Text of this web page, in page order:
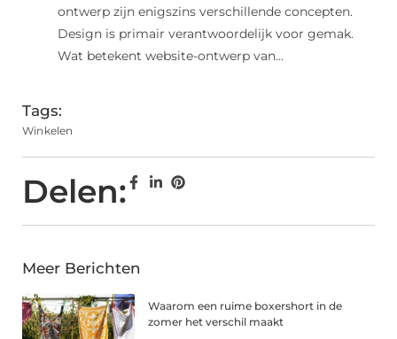
ontwerp zijn enigszins verschillende concepten.
Design is primair verantwoordelijk voor gemak.
Wat betekent website-ontwerp van...
Tags:
Winkelen
Delen:
Meer Berichten
Waarom een ruime boxershort in de
zomer het verschil maakt